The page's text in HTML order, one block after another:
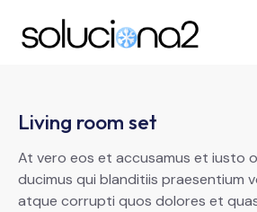
Living room set
At vero eos et accusamus et iusto
ducimus qui blanditiis praesentium
atque corrupti quos dolores et